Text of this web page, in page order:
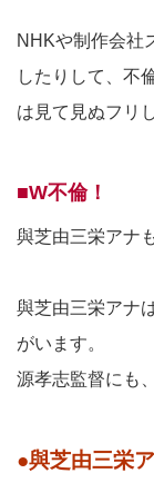
NHKや制作会社
したりして、不
は見て見ぬフリ
■W不倫！
與芝由三栄アナ
與芝由三栄アナ
がいます。
源孝志監督にも
●與芝由三栄